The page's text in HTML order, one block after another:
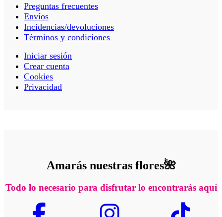
Preguntas frecuentes
Envíos
Incidencias/devoluciones
Términos y condiciones
Iniciar sesión
Crear cuenta
Cookies
Privacidad
Amarás nuestras flores🌺
Todo lo necesario para disfrutar lo encontrarás aquí